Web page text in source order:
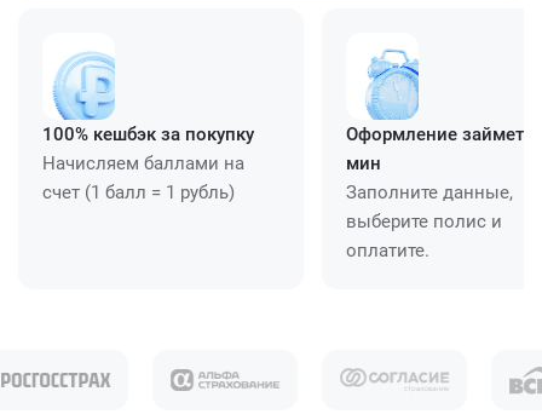
100% кешбэк за покупку
Начисляем баллами на
счет (1 балл = 1 рубль)
Оформление займет
мин
Заполните данные,
выберите полис и
оплатите.